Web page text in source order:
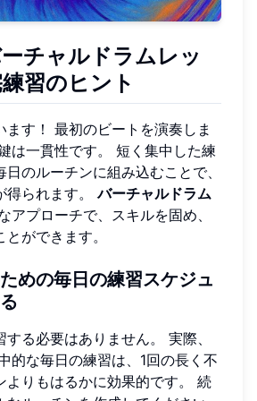
チャルドラムレッ
習のヒント
ます！ 最初のビートを演奏しま
は一貫性です。 短く集中した練
のルーチンに組み込むことで、
得られます。バーチャルドラム
アプローチで、スキルを固め、
ができます。
めの毎日の練習スケジュ
る必要はありません。 実際、
的な毎日の練習は、1回の長く不
よりもはるかに効果的です。 続